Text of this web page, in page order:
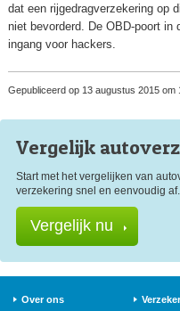
dat een rijgedragverzekering op
niet bevorderd. De OBD-poort
ingang voor hackers.
Gepubliceerd op 13 augustus 2015 om
Vergelijk auto
Start met het vergelijken van
verzekering snel en eenvoudig af.
Vergelijk nu
Over ons